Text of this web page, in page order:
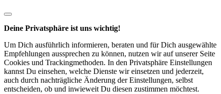
Deine Privatsphäre ist uns wichtig!
Um Dich ausführlich informieren, beraten und für Dich ausgewählte
Empfehlungen aussprechen zu können, nutzen wir auf unserer Seite
Cookies und Trackingmethoden. In den Privatsphäre Einstellungen
kannst Du einsehen, welche Dienste wir einsetzen und jederzeit,
auch durch nachträgliche Änderung der Einstellungen, selbst
entscheiden, ob und inwieweit Du diesen zustimmen möchtest.